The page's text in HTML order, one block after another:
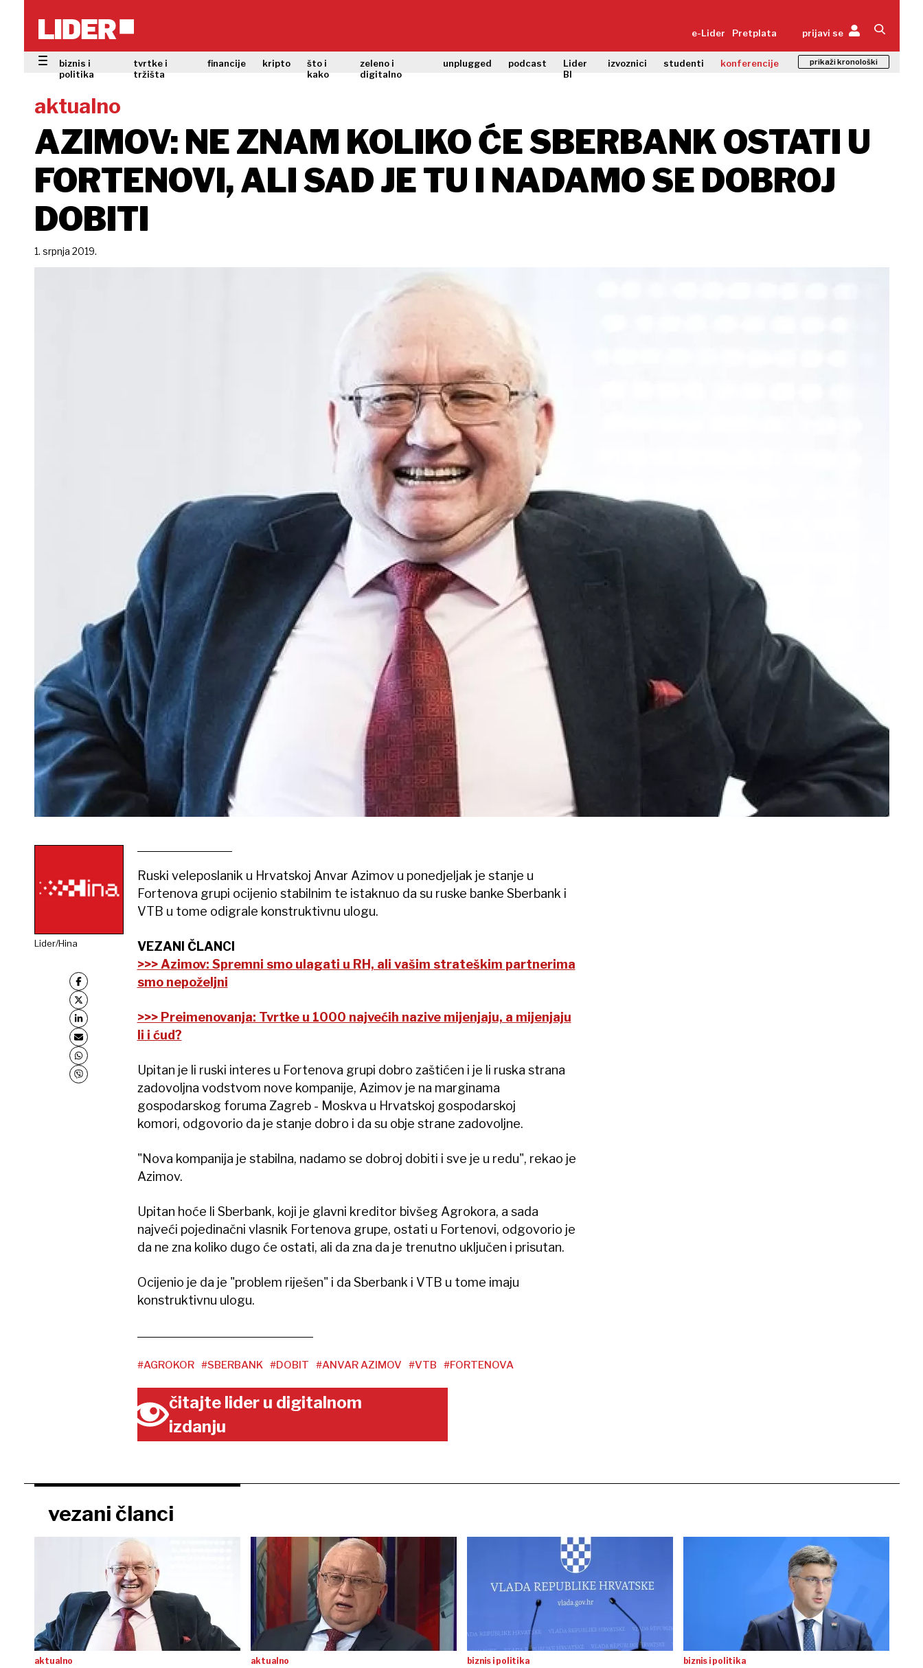
e-Lider Pretplata prijavi se
biznis i
politika
tvrtke i
tržišta
financije kripto
što i
kako
zeleno i
digitalno
unplugged podcast
Lider
BI
izvoznici studenti konferencije prikaži kronološki
aktualno
AZIMOV: NE ZNAM KOLIKO ĆE SBERBANK OSTATI U
FORTENOVI, ALI SAD JE TU I NADAMO SE DOBROJ
DOBITI
1. srpnja 2019.
Lider/Hina
Ruski veleposlanik u Hrvatskoj Anvar Azimov u ponedjeljak je stanje u
Fortenova grupi ocijenio stabilnim te istaknuo da su ruske banke Sberbank i
VTB u tome odigrale konstruktivnu ulogu.
VEZANI ČLANCI
>>> Azimov: Spremni smo ulagati u RH, ali vašim strateškim partnerima
smo nepoželjni
>>> Preimenovanja: Tvrtke u 1000 najvećih nazive mijenjaju, a mijenjaju
li i ćud?
Upitan je li ruski interes u Fortenova grupi dobro zaštićen i je li ruska strana
zadovoljna vodstvom nove kompanije, Azimov je na marginama
gospodarskog foruma Zagreb - Moskva u Hrvatskoj gospodarskoj
komori, odgovorio da je stanje dobro i da su obje strane zadovoljne.
"Nova kompanija je stabilna, nadamo se dobroj dobiti i sve je u redu", rekao je
Azimov.
Upitan hoće li Sberbank, koji je glavni kreditor bivšeg Agrokora, a sada
najveći pojedinačni vlasnik Fortenova grupe, ostati u Fortenovi, odgovorio je
da ne zna koliko dugo će ostati, ali da zna da je trenutno uključen i prisutan.
Ocijenio je da je "problem riješen" i da Sberbank i VTB u tome imaju
konstruktivnu ulogu.
#AGROKOR #SBERBANK #DOBIT #ANVAR AZIMOV #VTB #FORTENOVA
čitajte lider u digitalnom
izdanju
vezani članci
aktualno aktualno biznis i politika biznis i politika